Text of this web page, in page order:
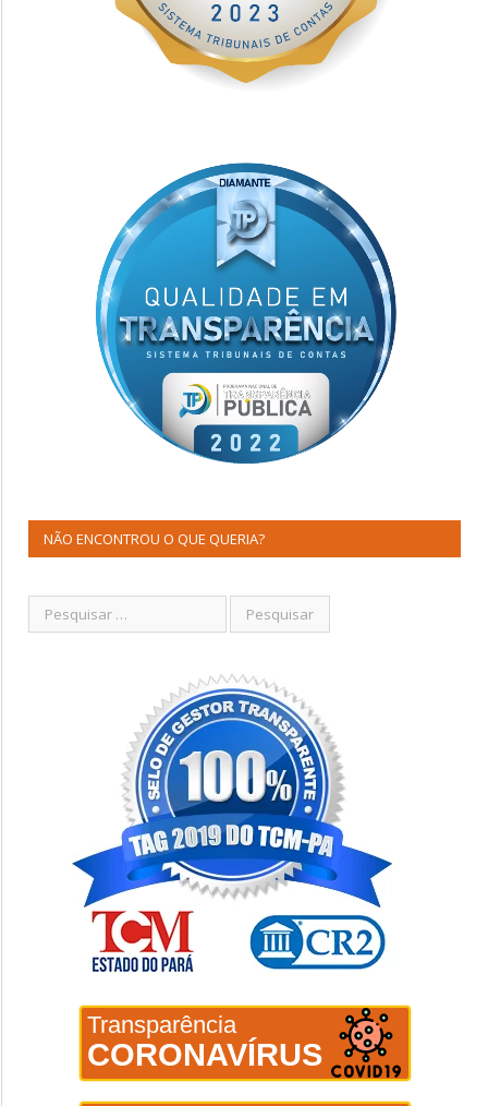
NÃO ENCONTROU O QUE QUERIA?
Transparência
CORONAVÍRUS